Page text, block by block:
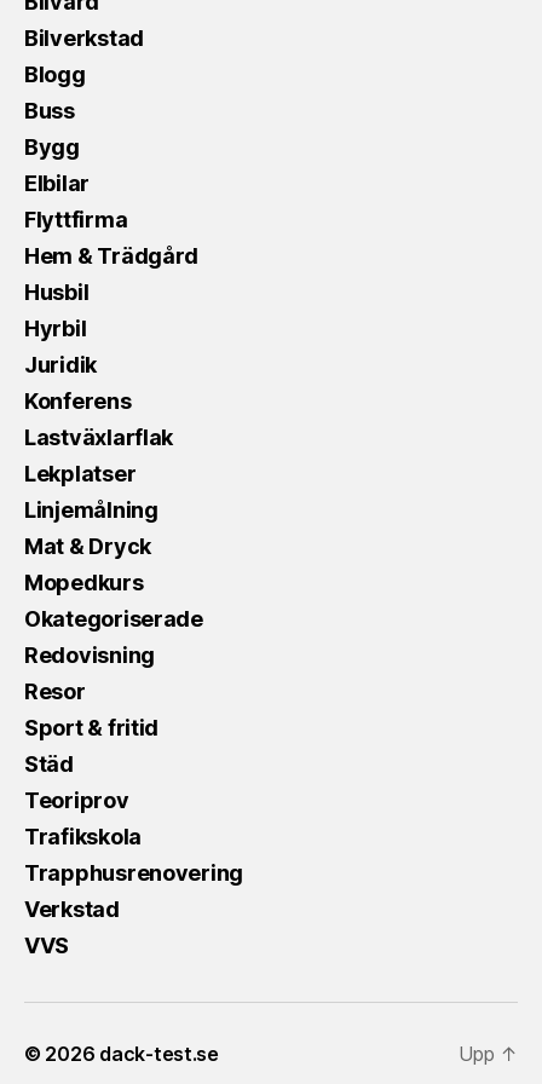
Bilverkstad
Blogg
Buss
Bygg
Elbilar
Flyttfirma
Hem & Trädgård
Husbil
Hyrbil
Juridik
Konferens
Lastväxlarflak
Lekplatser
Linjemålning
Mat & Dryck
Mopedkurs
Okategoriserade
Redovisning
Resor
Sport & fritid
Städ
Teoriprov
Trafikskola
Trapphusrenovering
Verkstad
VVS
© 2026 dack-test.se Upp ↑